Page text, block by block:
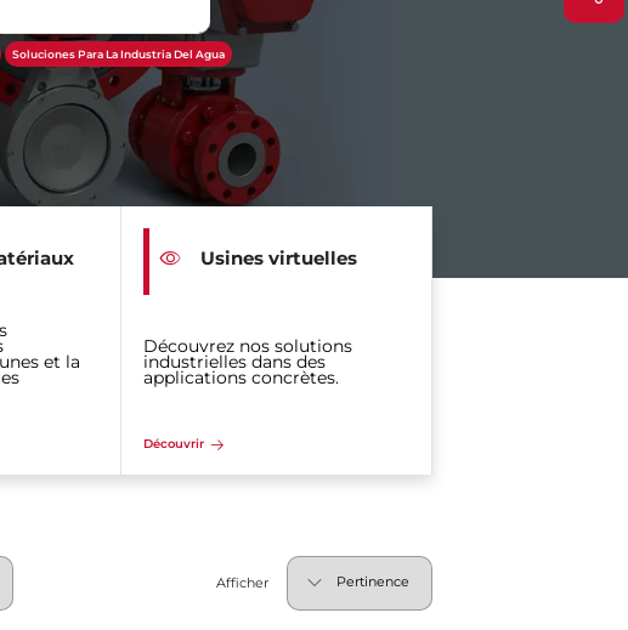
Soluciones Para La Industria Del Agua
et la
Usines virtuelles
Découvrez nos solutions
industrielles dans des
applications concrètes.
Découvrir
Afficher